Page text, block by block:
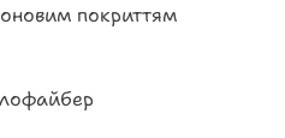
покриттям